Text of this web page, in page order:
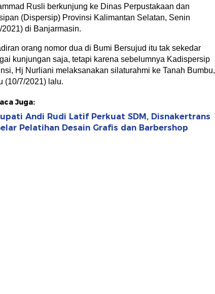
Rusli berkunjung ke Dinas Perpustakaan dan
(Dispersip) Provinsi Kalimantan Selatan, Senin
2021) di Banjarmasin.
orang nomor dua di Bumi Bersujud itu tak sekedar
kunjungan saja, tetapi karena sebelumnya Kadispersip
Hj Nurliani melaksanakan silaturahmi ke Tanah Bumbu,
(10/7/2021) lalu.
Juga:
Andi Rudi Latif Perkuat SDM, Disnakertrans
Pelatihan Desain Grafis dan Barbershop